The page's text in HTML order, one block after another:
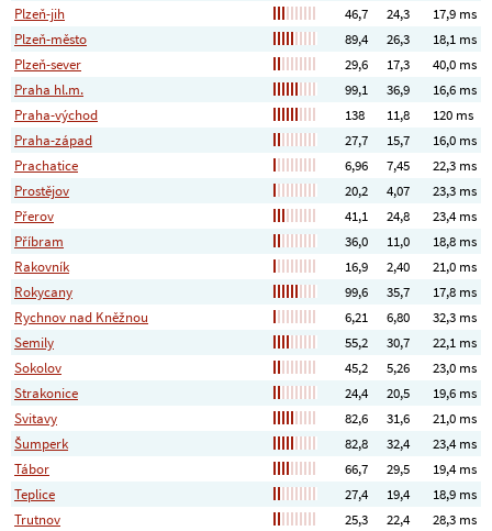
Plzeň-jih
46,7 24,3
17,9 ms
Plzeň-město
89,4 26,3
18,1 ms
Plzeň-sever
29,6 17,3
40,0 ms
Praha hl.m.
99,1 36,9
16,6 ms
Praha-východ
138 11,8
120 ms
Praha-západ
27,7 15,7
16,0 ms
Prachatice
6,96 7,45
22,3 ms
Prostějov
20,2 4,07
23,3 ms
Přerov
41,1 24,8
23,4 ms
Příbram
36,0 11,0
18,8 ms
Rakovník
16,9 2,40
21,0 ms
Rokycany
99,6 35,7
17,8 ms
Rychnov nad Kněžnou
6,21 6,80
32,3 ms
Semily
55,2 30,7
22,1 ms
Sokolov
45,2 5,26
23,0 ms
Strakonice
24,4 20,5
19,6 ms
Svitavy
82,6 31,6
21,0 ms
Šumperk
82,8 32,4
23,4 ms
Tábor
66,7 29,5
19,4 ms
Teplice
27,4 19,4
18,9 ms
Trutnov
25,3 22,4
28,3 ms